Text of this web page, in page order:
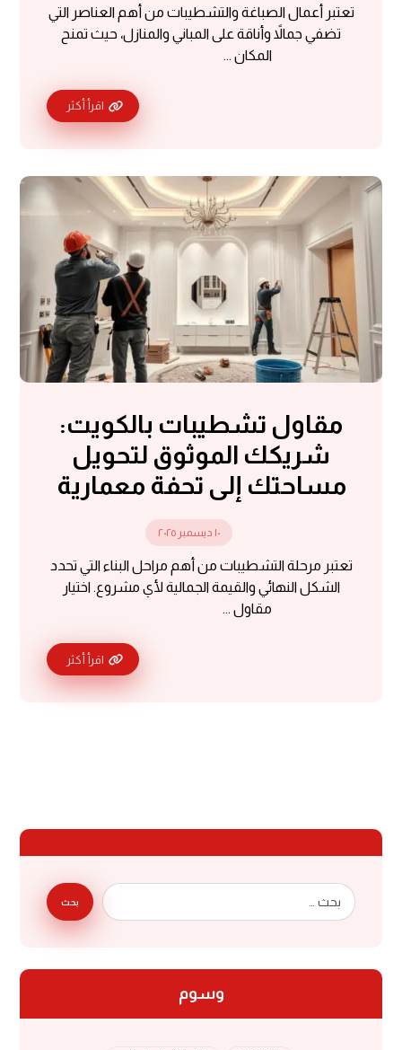
تعتبر أعمال الصباغة والتشطيبات من أهم العناصر التي
تضفي جمالاً وأناقة على المباني والمنازل، حيث تمنح
المكان ...
اقرأ أكثر
مقاول تشطيبات بالكويت:
شريكك الموثوق لتحويل
مساحتك إلى تحفة معمارية
١٠ ديسمبر ٢٠٢٥
تعتبر مرحلة التشطيبات من أهم مراحل البناء التي تحدد
الشكل النهائي والقيمة الجمالية لأي مشروع. اختيار
مقاول ...
اقرأ أكثر
بحث
وسوم